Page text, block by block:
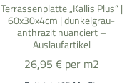
Terrassenplatte „Kallis Plus“ |
60x30x4cm | dunkelgrau-
anthrazit nuanciert –
Auslaufartikel
26,95 € per m2